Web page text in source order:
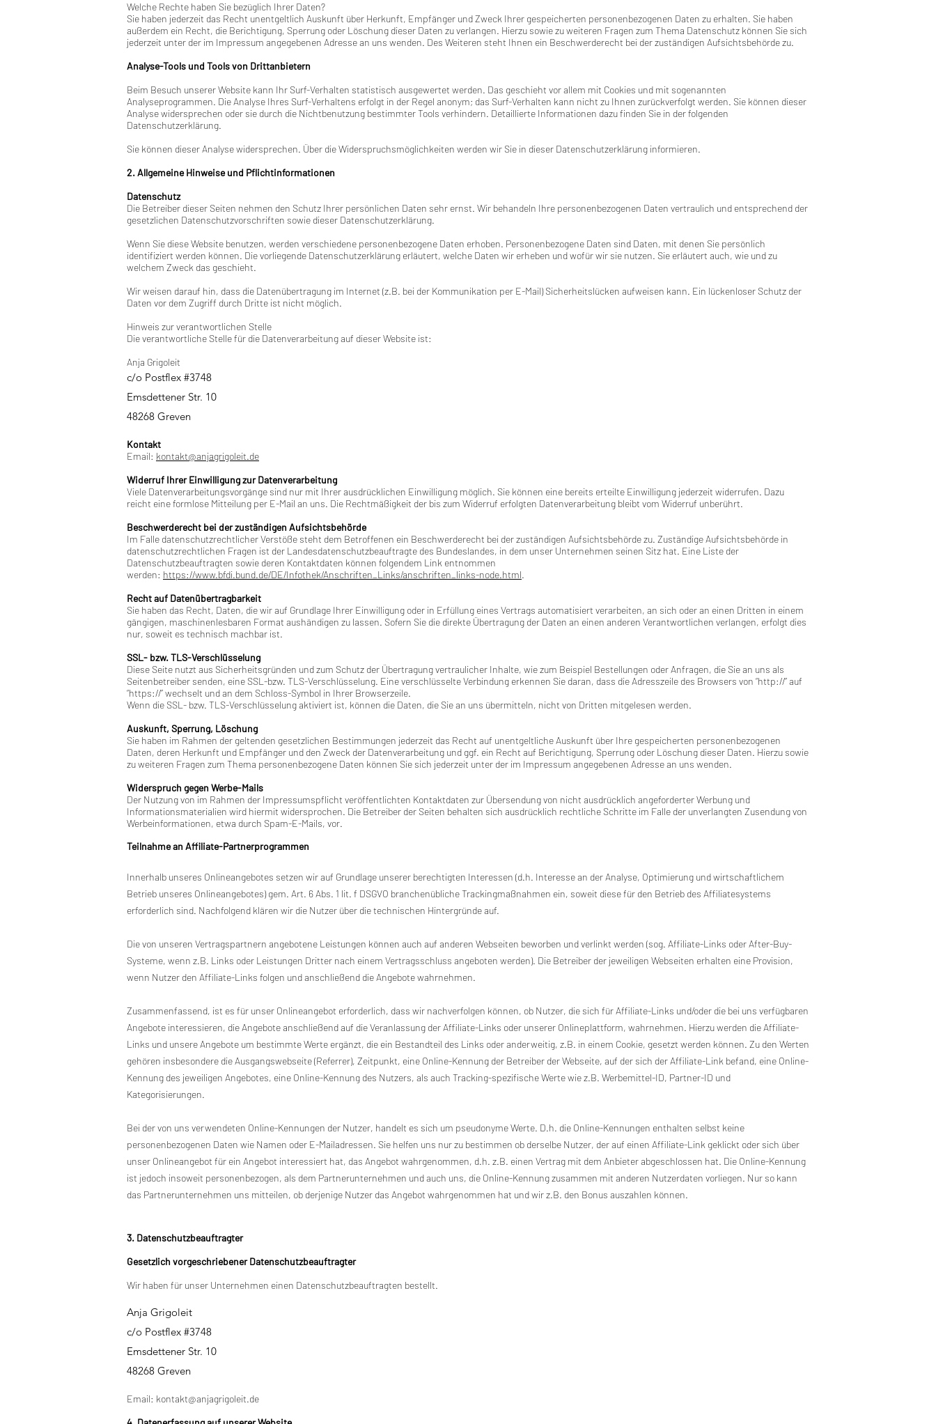
Welche Rechte haben Sie bezüglich Ihrer Daten?
Sie haben jederzeit das Recht unentgeltlich Auskunft über Herkunft, Empfänger und Zweck Ihrer gespeicherten personenbezogenen Daten zu erhalten. Sie haben
außerdem ein Recht, die Berichtigung, Sperrung oder Löschung dieser Daten zu verlangen. Hierzu sowie zu weiteren Fragen zum Thema Datenschutz können Sie sich
jederzeit unter der im Impressum angegebenen Adresse an uns wenden. Des Weiteren steht Ihnen ein Beschwerderecht bei der zuständigen Aufsichtsbehörde zu.
Analyse-Tools und Tools von Drittanbietern
Beim Besuch unserer Website kann Ihr Surf-Verhalten statistisch ausgewertet werden. Das geschieht vor allem mit Cookies und mit sogenannten
Analyseprogrammen. Die Analyse Ihres Surf-Verhaltens erfolgt in der Regel anonym; das Surf-Verhalten kann nicht zu Ihnen zurückverfolgt werden. Sie können dieser
Analyse widersprechen oder sie durch die Nichtbenutzung bestimmter Tools verhindern. Detaillierte Informationen dazu finden Sie in der folgenden
Datenschutzerklärung.
Sie können dieser Analyse widersprechen. Über die Widerspruchsmöglichkeiten werden wir Sie in dieser Datenschutzerklärung informieren.
2. Allgemeine Hinweise und Pflichtinformationen
Datenschutz
Die Betreiber dieser Seiten nehmen den Schutz Ihrer persönlichen Daten sehr ernst. Wir behandeln Ihre personenbezogenen Daten vertraulich und entsprechend der
gesetzlichen Datenschutzvorschriften sowie dieser Datenschutzerklärung.
Wenn Sie diese Website benutzen, werden verschiedene personenbezogene Daten erhoben. Personenbezogene Daten sind Daten, mit denen Sie persönlich
identifiziert werden können. Die vorliegende Datenschutzerklärung erläutert, welche Daten wir erheben und wofür wir sie nutzen. Sie erläutert auch, wie und zu
welchem Zweck das geschieht.
Wir weisen darauf hin, dass die Datenübertragung im Internet (z.B. bei der Kommunikation per E-Mail) Sicherheitslücken aufweisen kann. Ein lückenloser Schutz der
Daten vor dem Zugriff durch Dritte ist nicht möglich.
Hinweis zur verantwortlichen Stelle
Die verantwortliche Stelle für die Datenverarbeitung auf dieser Website ist:
Anja Grigoleit
c/o Postflex #3748
Emsdettener Str. 10
48268 Greven
Kontakt
Email: kontakt@anjagrigoleit.de
Widerruf Ihrer Einwilligung zur Datenverarbeitung
Viele Datenverarbeitungsvorgänge sind nur mit Ihrer ausdrücklichen Einwilligung möglich. Sie können eine bereits erteilte Einwilligung jederzeit widerrufen. Dazu
reicht eine formlose Mitteilung per E-Mail an uns. Die Rechtmäßigkeit der bis zum Widerruf erfolgten Datenverarbeitung bleibt vom Widerruf unberührt.
Beschwerderecht bei der zuständigen Aufsichtsbehörde
Im Falle datenschutzrechtlicher Verstöße steht dem Betroffenen ein Beschwerderecht bei der zuständigen Aufsichtsbehörde zu. Zuständige Aufsichtsbehörde in
datenschutzrechtlichen Fragen ist der Landesdatenschutzbeauftragte des Bundeslandes, in dem unser Unternehmen seinen Sitz hat. Eine Liste der
Datenschutzbeauftragten sowie deren Kontaktdaten können folgendem Link entnommen
werden: https://www.bfdi.bund.de/DE/Infothek/Anschriften_Links/anschriften_links-node.html.
Recht auf Datenübertragbarkeit
Sie haben das Recht, Daten, die wir auf Grundlage Ihrer Einwilligung oder in Erfüllung eines Vertrags automatisiert verarbeiten, an sich oder an einen Dritten in einem
gängigen, maschinenlesbaren Format aushändigen zu lassen. Sofern Sie die direkte Übertragung der Daten an einen anderen Verantwortlichen verlangen, erfolgt dies
nur, soweit es technisch machbar ist.
SSL- bzw. TLS-Verschlüsselung
Diese Seite nutzt aus Sicherheitsgründen und zum Schutz der Übertragung vertraulicher Inhalte, wie zum Beispiel Bestellungen oder Anfragen, die Sie an uns als
Seitenbetreiber senden, eine SSL-bzw. TLS-Verschlüsselung. Eine verschlüsselte Verbindung erkennen Sie daran, dass die Adresszeile des Browsers von “http://” auf
“https://” wechselt und an dem Schloss-Symbol in Ihrer Browserzeile.
Wenn die SSL- bzw. TLS-Verschlüsselung aktiviert ist, können die Daten, die Sie an uns übermitteln, nicht von Dritten mitgelesen werden.
Auskunft, Sperrung, Löschung
Sie haben im Rahmen der geltenden gesetzlichen Bestimmungen jederzeit das Recht auf unentgeltliche Auskunft über Ihre gespeicherten personenbezogenen
Daten, deren Herkunft und Empfänger und den Zweck der Datenverarbeitung und ggf. ein Recht auf Berichtigung, Sperrung oder Löschung dieser Daten. Hierzu sowie
zu weiteren Fragen zum Thema personenbezogene Daten können Sie sich jederzeit unter der im Impressum angegebenen Adresse an uns wenden.
Widerspruch gegen Werbe-Mails
Der Nutzung von im Rahmen der Impressumspflicht veröffentlichten Kontaktdaten zur Übersendung von nicht ausdrücklich angeforderter Werbung und
Informationsmaterialien wird hiermit widersprochen. Die Betreiber der Seiten behalten sich ausdrücklich rechtliche Schritte im Falle der unverlangten Zusendung von
Werbeinformationen, etwa durch Spam-E-Mails, vor.
Teilnahme an Affiliate-Partnerprogrammen
Innerhalb unseres Onlineangebotes setzen wir auf Grundlage unserer berechtigten Interessen (d.h. Interesse an der Analyse, Optimierung und wirtschaftlichem
Betrieb unseres Onlineangebotes) gem. Art. 6 Abs. 1 lit. f DSGVO branchenübliche Trackingmaßnahmen ein, soweit diese für den Betrieb des Affiliatesystems
erforderlich sind. Nachfolgend klären wir die Nutzer über die technischen Hintergründe auf.
Die von unseren Vertragspartnern angebotene Leistungen können auch auf anderen Webseiten beworben und verlinkt werden (sog. Affiliate-Links oder After-Buy-
Systeme, wenn z.B. Links oder Leistungen Dritter nach einem Vertragsschluss angeboten werden). Die Betreiber der jeweiligen Webseiten erhalten eine Provision,
wenn Nutzer den Affiliate-Links folgen und anschließend die Angebote wahrnehmen.
Zusammenfassend, ist es für unser Onlineangebot erforderlich, dass wir nachverfolgen können, ob Nutzer, die sich für Affiliate-Links und/oder die bei uns verfügbaren
Angebote interessieren, die Angebote anschließend auf die Veranlassung der Affiliate-Links oder unserer Onlineplattform, wahrnehmen. Hierzu werden die Affiliate-
Links und unsere Angebote um bestimmte Werte ergänzt, die ein Bestandteil des Links oder anderweitig, z.B. in einem Cookie, gesetzt werden können. Zu den Werten
gehören insbesondere die Ausgangswebseite (Referrer), Zeitpunkt, eine Online-Kennung der Betreiber der Webseite, auf der sich der Affiliate-Link befand, eine Online-
Kennung des jeweiligen Angebotes, eine Online-Kennung des Nutzers, als auch Tracking-spezifische Werte wie z.B. Werbemittel-ID, Partner-ID und
Kategorisierungen.
Bei der von uns verwendeten Online-Kennungen der Nutzer, handelt es sich um pseudonyme Werte. D.h. die Online-Kennungen enthalten selbst keine
personenbezogenen Daten wie Namen oder E-Mailadressen. Sie helfen uns nur zu bestimmen ob derselbe Nutzer, der auf einen Affiliate-Link geklickt oder sich über
unser Onlineangebot für ein Angebot interessiert hat, das Angebot wahrgenommen, d.h. z.B. einen Vertrag mit dem Anbieter abgeschlossen hat. Die Online-Kennung
ist jedoch insoweit personenbezogen, als dem Partnerunternehmen und auch uns, die Online-Kennung zusammen mit anderen Nutzerdaten vorliegen. Nur so kann
das Partnerunternehmen uns mitteilen, ob derjenige Nutzer das Angebot wahrgenommen hat und wir z.B. den Bonus auszahlen können.
3. Datenschutzbeauftragter
Gesetzlich vorgeschriebener Datenschutzbeauftragter
Wir haben für unser Unternehmen einen Datenschutzbeauftragten bestellt.
Anja Grigoleit
c/o Postflex #3748
Emsdettener Str. 10
48268 Greven
Email: kontakt@anjagrigoleit.de